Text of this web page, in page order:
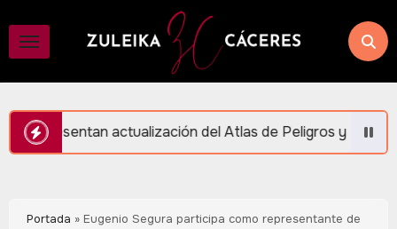
contenido
del Atlas de Peligros y Riesgos en Puerto Morelos
Portada » Eugenio Segura participa como representante de